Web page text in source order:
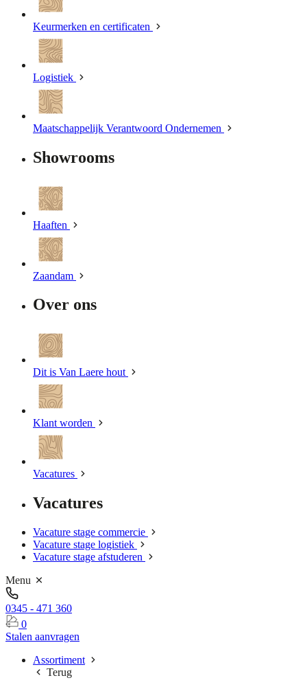
Keurmerken en certificaten
Logistiek
Maatschappelijk Verantwoord Ondernemen
Showrooms
Haaften
Zaandam
Over ons
Dit is Van Laere hout
Klant worden
Vacatures
Vacatures
Vacature stage commercie
Vacature stage logistiek
Vacature stage afstuderen
Menu
0345 - 471 360
0
Stalen aanvragen
Assortiment
Terug